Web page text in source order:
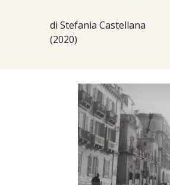
di Stefania Castellana
(2020)